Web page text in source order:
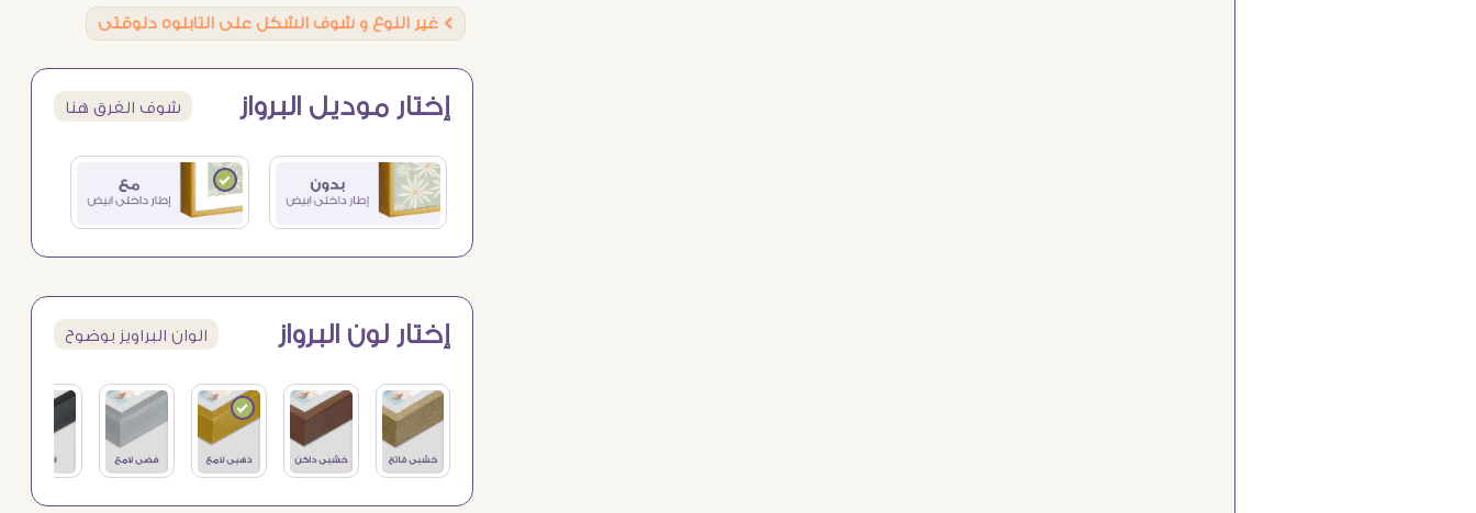
Ö غير النوع و شوف الشكل على التابلوه دلوقتى
إختار موديل البرواز شوف الفرق هنا
إختار لون البرواز الوان البراويز بوضوح